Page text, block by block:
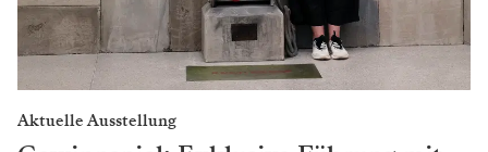
Aktuelle Ausstellung